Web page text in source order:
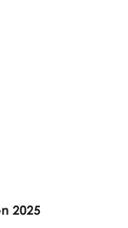
2025